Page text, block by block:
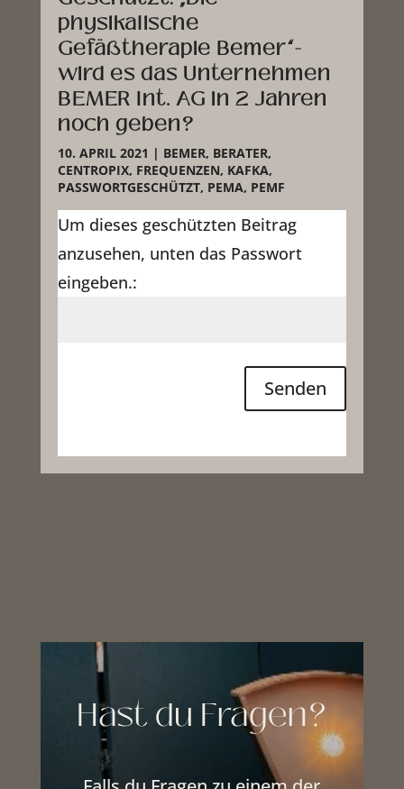
physikalische
Gefäßtherapie Bemer“-
wird es das Unternehmen
BEMER Int. AG in 2 Jahren
noch geben?
10. APRIL 2021 | BEMER, BERATER,
CENTROPIX, FREQUENZEN, KAFKA,
PASSWORTGESCHÜTZT, PEMA, PEMF
Um dieses geschützten Beitrag
anzusehen, unten das Passwort
eingeben.:
Senden
Hast du Fragen?